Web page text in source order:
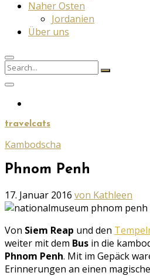
Naher Osten
Jordanien
Über uns
Search
Search
travelcats
Kambodscha
Phnom Penh
Geschrieben
am
17. Januar 2016 von Kathleen
Von Siem Reap und den
weiter mit dem Bus in die
Phnom Penh. Mit im Gepäck
Erinnerungen an einen